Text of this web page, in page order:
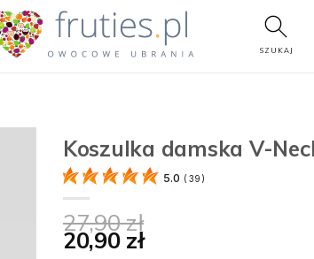
SZUKAJ
Koszulka damska V-
5.0 ( 39 )
27,90 zł
20,90 zł